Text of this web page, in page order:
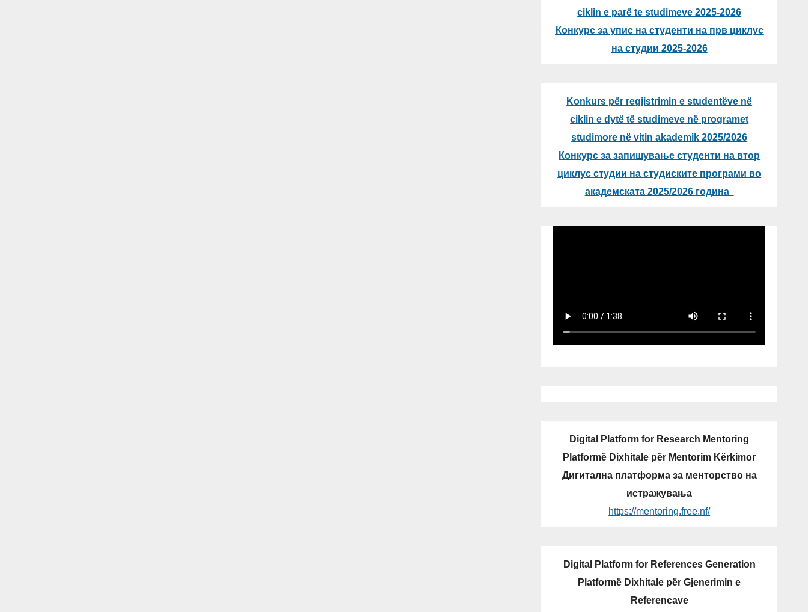
ciklin e parë te studimeve 2025-2026
Конкурс за упис на студенти на прв циклус
на студии 2025-2026
Konkurs për regjistrimin e studentëve në
ciklin e dytë të studimeve në programet
studimore në vitin akademik 2025/2026
Конкурс за запишување студенти на втор
циклус студии на студиските програми во
академската 2025/2026 година
Digital Platform for Research Mentoring
Platformë Dixhitale për Mentorim Kërkimor
Дигитална платформа за менторство на
истражувања
https://mentoring.free.nf/
Digital Platform for References Generation
Platformë Dixhitale për Gjenerimin e
Referencave